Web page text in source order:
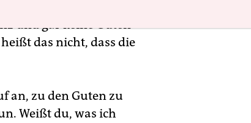
und gar keine Guten
das nicht, dass die
an, zu den Guten zu
Weißt du, was ich